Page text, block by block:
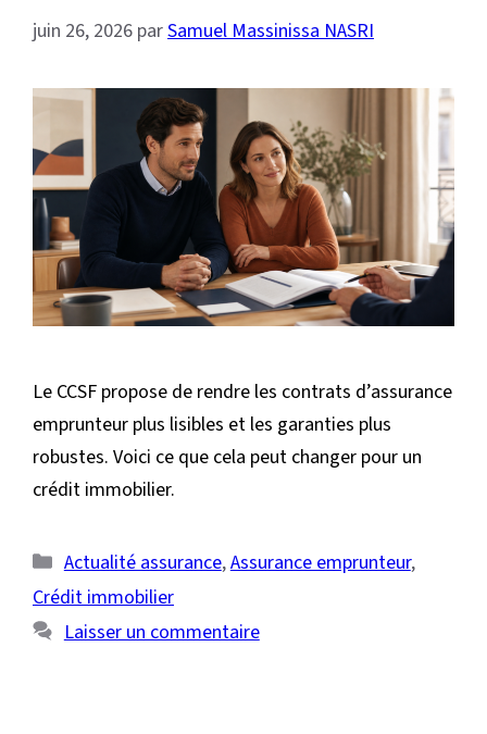
juin 26, 2026 parSamuel Massinissa NASRI
Le CCSF propose de rendre les contrats d’assurance
emprunteur plus lisibles et les garanties plus
robustes. Voici ce que cela peut changer pour un
crédit immobilier.
Catégories
Actualité assurance,Assurance emprunteur,
Crédit immobilier
Laisser un commentaire